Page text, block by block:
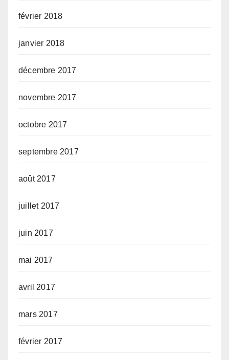
février 2018
janvier 2018
décembre 2017
novembre 2017
octobre 2017
septembre 2017
août 2017
juillet 2017
juin 2017
mai 2017
avril 2017
mars 2017
février 2017